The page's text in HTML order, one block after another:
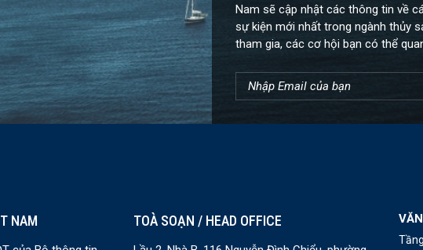
Nam sẽ cập nhật các thông tin về
sự kiện mới nhất trong ngành thủy
tham gia, các cơ hội bạn có thể
NAM TOÀ SOẠN / HEAD OFFICE